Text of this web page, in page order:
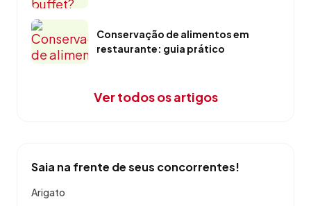
Conservação de alimentos em
restaurante: guia prático
Ver todos os artigos
Saia na frente de seus concorrentes!
Arigato